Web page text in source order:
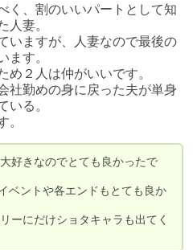
く、割のいいパートとして知
人妻。
いますが、人妻なので最後の
ます。
め２人は仲がいいです。
社勤めの身に戻った夫が単身
いる。
好きなのでとても良かったで
ベントや各エンドもとても良か
ーにだけショタキャラも出てく